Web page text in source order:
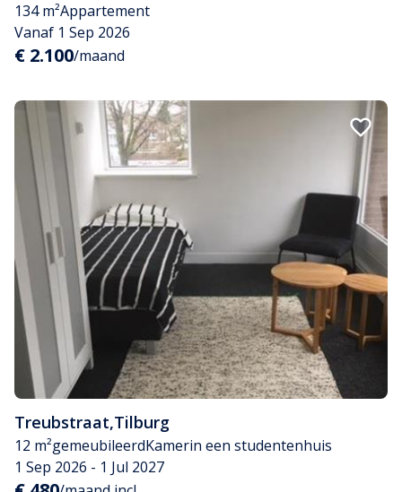
134 m²Appartement
Vanaf 1 Sep 2026
€ 2.100/maand
Treubstraat,Tilburg
12 m²gemeubileerdKamerin een studentenhuis
1 Sep 2026 - 1 Jul 2027